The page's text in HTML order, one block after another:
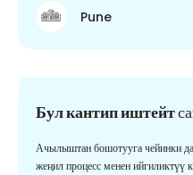
Pune
Бул кантип иштейт
Ачылыштан бошотууга чейинки
жеңил процесс менен ийгиликтүү